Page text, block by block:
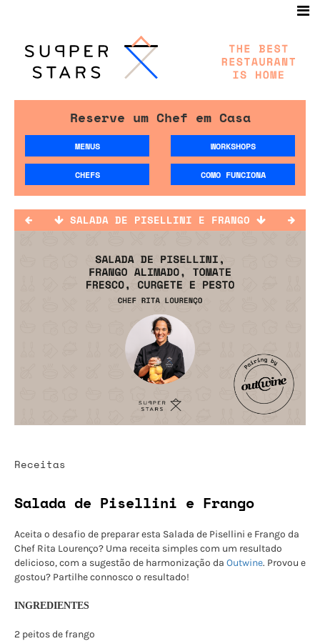
Reserve um Chef em Casa
MENUS WORKSHOPS
CHEFS COMO FUNCIONA
SALADA DE PISELLINI E FRANGO
Receitas
Salada de Pisellini e Frango
Aceita o desafio de preparar esta Salada de Pisellini e Frango da
Chef Rita Lourenço? Uma receita simples com um resultado
delicioso, com a sugestão de harmonização da Outwine. Provou e
gostou? Partilhe connosco o resultado!
INGREDIENTES
2 peitos de frango